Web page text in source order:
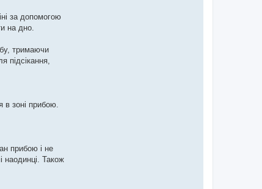
за допомогою
на дно.
тримаючи
підсікання,
в зоні прибою.
прибою і не
наодинці. Також